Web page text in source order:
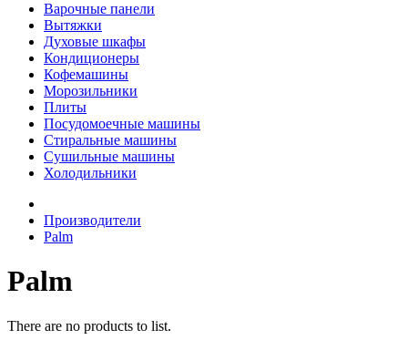
Варочные панели
Вытяжки
Духовые шкафы
Кондиционеры
Кофемашины
Морозильники
Плиты
Посудомоечные машины
Стиральные машины
Сушильные машины
Холодильники
Производители
Palm
Palm
There are no products to list.